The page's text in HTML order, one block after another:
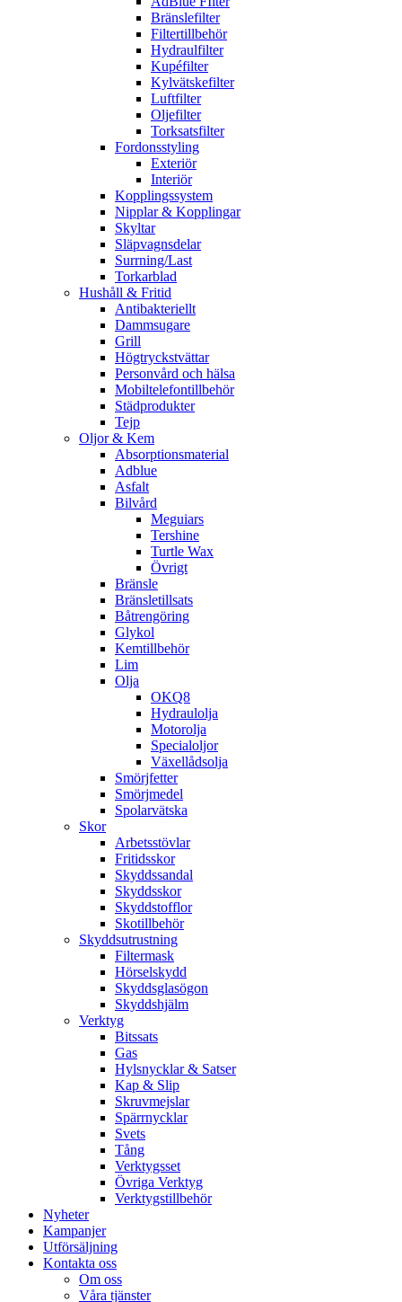
Bränslefilter
Filtertillbehör
Hydraulfilter
Kupéfilter
Kylvätskefilter
Luftfilter
Oljefilter
Torksatsfilter
Fordonsstyling
Exteriör
Interiör
Kopplingssystem
Nipplar & Kopplingar
Skyltar
Släpvagnsdelar
Surrning/Last
Torkarblad
Hushåll & Fritid
Antibakteriellt​
Dammsugare
Grill
Högtryckstvättar
Personvård och hälsa
Mobiltelefontillbehör
Städprodukter
Tejp
Oljor & Kem
Absorptionsmaterial
Adblue
Asfalt
Bilvård
Meguiars
Tershine
Turtle Wax
Övrigt
Bränsle
Bränsletillsats
Båtrengöring
Glykol
Kemtillbehör
Lim
Olja
OKQ8
Hydraulolja
Motorolja
Specialoljor
Växellådsolja
Smörjfetter
Smörjmedel
Spolarvätska
Skor
Arbetsstövlar
Fritidsskor
Skyddssandal
Skyddsskor
Skyddstofflor
Skotillbehör
Skyddsutrustning
Filtermask
Hörselskydd
Skyddsglasögon
Skyddshjälm
Verktyg
Bitssats
Gas
Hylsnycklar & Satser
Kap & Slip
Skruvmejslar
Spärrnycklar
Svets
Tång
Verktygsset
Övriga Verktyg
Verktygstillbehör
Nyheter
Kampanjer
Utförsäljning
Kontakta oss
Om oss
Våra tjänster